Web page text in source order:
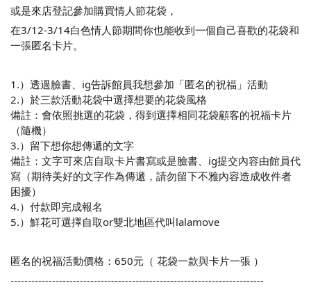
或是來店登記參加購買情人節花袋，
在3/12-3/14白色情人節期間你也能收到一個自己喜歡的花袋和
一張匿名卡片。
1.）透過臉書、ig告訴館員我想參加「匿名的祝福」活動
2.）於三款活動花袋中選擇想要的花袋風格
備註：會依照挑選的花袋，得到選擇相同花袋顧客的祝福卡片
（隨機）
3.）留下想你想傳遞的文字
備註：文字可來店自取卡片書寫或是臉書、ig提交內容由館員代
寫（期待美好的文字作為傳遞，請勿留下不雅內容造成收件者
困擾）
4.）付款即完成報名
5.）鮮花可選擇自取or雙北地區代叫lalamove
匿名的祝福活動價格：650元（ 花袋一款與卡片一張 ）
-------------------------------------------------------------------------